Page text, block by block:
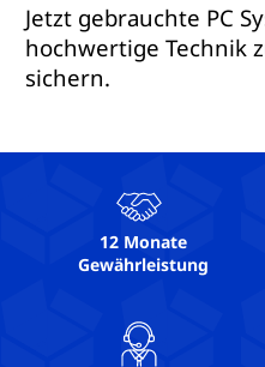
Jetzt gebrauchte PC
hochwertige Technik
sichern.
12 Monate
Gewährleistung